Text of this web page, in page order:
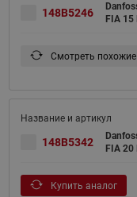
148B5246
FIA 15
Смотреть
148B5342
FIA 20
Купить аналог